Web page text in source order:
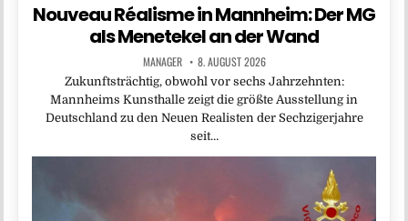
Nouveau Réalisme in Mannheim: Der MG
als Menetekel an der Wand
MANAGER 8. AUGUST 2026
Zukunftsträchtig, obwohl vor sechs Jahrzehnten:
Mannheims Kunsthalle zeigt die größte Ausstellung in
Deutschland zu den Neuen Realisten der Sechzigerjahre
seit…